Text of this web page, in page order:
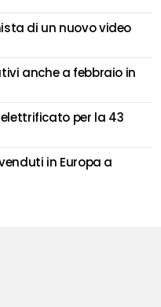
di un nuovo video
anche a febbraio in
per la 43
in Europa a